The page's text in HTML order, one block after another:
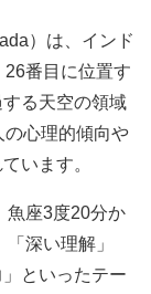
）は、インド
番目に位置す
る天空の領域
の心理的傾向や
います。
魚座3度20分か
深い理解」
といったテー